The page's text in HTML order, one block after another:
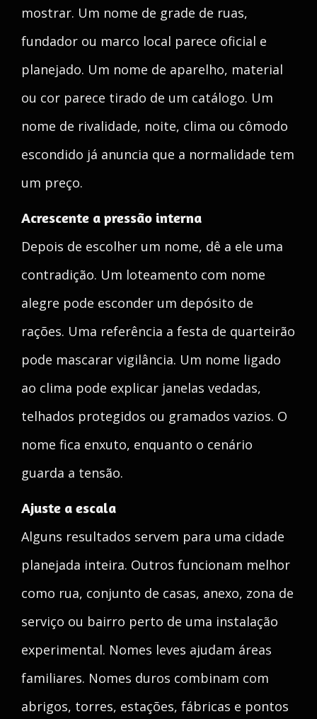
mostrar. Um nome de grade de ruas,
fundador ou marco local parece oficial e
planejado. Um nome de aparelho, material
ou cor parece tirado de um catálogo. Um
nome de rivalidade, noite, clima ou cômodo
escondido já anuncia que a normalidade tem
um preço.
Acrescente a pressão interna
Depois de escolher um nome, dê a ele uma
contradição. Um loteamento com nome
alegre pode esconder um depósito de
rações. Uma referência a festa de quarteirão
pode mascarar vigilância. Um nome ligado
ao clima pode explicar janelas vedadas,
telhados protegidos ou gramados vazios. O
nome fica enxuto, enquanto o cenário
guarda a tensão.
Ajuste a escala
Alguns resultados servem para uma cidade
planejada inteira. Outros funcionam melhor
como rua, conjunto de casas, anexo, zona de
serviço ou bairro perto de uma instalação
experimental. Nomes leves ajudam áreas
familiares. Nomes duros combinam com
abrigos, torres, estações, fábricas e pontos